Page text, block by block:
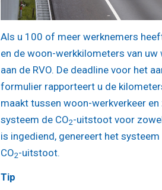
Als u 100 of meer werknemers
en de woon-werkkilometers van
aan de RVO. De deadline voor het
formulier rapporteert u de
maakt tussen woon-werkverkeer
systeem de CO2-uitstoot voor
is ingediend, genereert het
CO2-uitstoot.
Tip